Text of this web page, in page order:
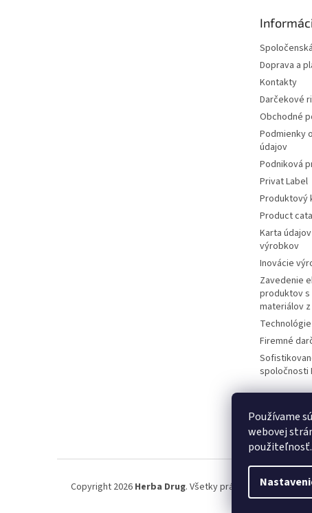
Používame
webovej
použiteľnosť.
Doprava a
Kontakty
Darčekové
Obchodné
Podmienky
údajov
Podniková
Privat Label
Produktový
Product
Karta
výrobkov
Inovácie
Zavedenie
produktov s
materiálov
Firemné
spoločnosti
Copyright 2026 Herba Drug. Všetky práva vyhradené.